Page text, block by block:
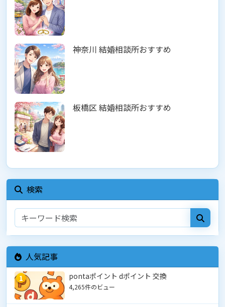
神奈川 結婚相談所おすすめ
板橋区 結婚相談所おすすめ
検索
人気記事
1 pontaポイント dポイント 交換
4,265件のビュー